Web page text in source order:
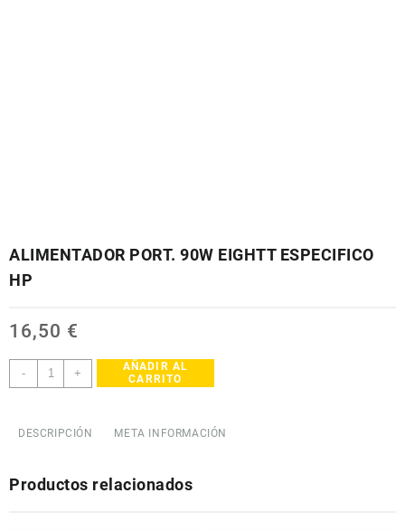
ALIMENTADOR PORT. 90W EIGHTT ESPECIFICO
HP
16,50 €
-
ALIMENTADOR
PORT.
cantidad
+
AÑADIR AL
CARRITO
DESCRIPCIÓN META INFORMACIÓN
Productos relacionados